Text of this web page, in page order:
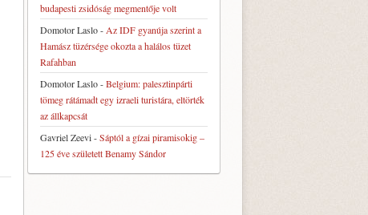
budapesti zsidóság megmentője volt
Domotor Laslo- Az IDF gyanúja szerint a
Hamász tüzérsége okozta a halálos tüzet
Rafahban
Domotor Laslo-Belgium: palesztinpárti
tömeg rátámadt egy izraeli turistára, eltörték
az állkapcsát
Gavriel Zeevi-Sáptól a gízai piramisokig –
125 éve született Benamy Sándor